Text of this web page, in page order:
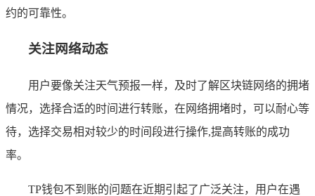
约的可靠性。
关注网络动态
用户要像关注天气预报一样，及时了解区块链网络的拥堵
情况，选择合适的时间进行转账，在网络拥堵时，可以耐心等
待，选择交易相对较少的时间段进行操作,提高转账的成功
率。
TP钱包不到账的问题在近期引起了广泛关注，用户在遇